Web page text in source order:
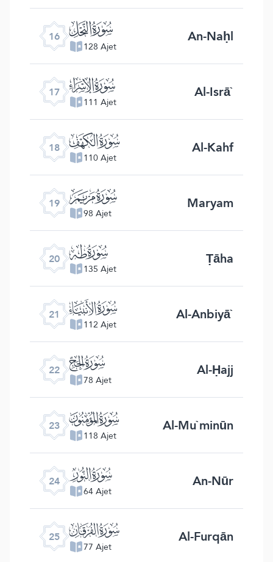
16 ﮜ
128 Ajet An-Naḥl
17 ﮝ
111 Ajet Al-Isrā`
18 ﮞ
110 Ajet Al-Kahf
19 ﮟ
98 Ajet Maryam
20 ﮠ
135 Ajet Ṭāha
21 ﮡ
112 Ajet Al-Anbiyā`
22 ﮢ
78 Ajet Al-Ḥajj
23 ﮣ
118 Ajet Al-Mu`minūn
24 ﮤ
64 Ajet An-Nūr
25 ﮥ
77 Ajet Al-Furqān